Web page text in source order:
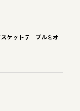
ケットテーブルをオ